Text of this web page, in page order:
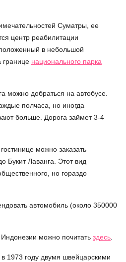
Суматры, ее
центр реабилитации
в небольшой
границе национального парка
можно добраться на автобусе.
полчаса, но иногда
больше. Дорога займет 3-4
можно заказать
Букит Лаванга. Этот вид
но гораздо
автомобиль (около 350000
можно почитать здесь
1973 году двумя швейцарскими